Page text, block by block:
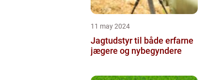
11 may 2024
Jagtudstyr til både erfarne
jægere og nybegyndere